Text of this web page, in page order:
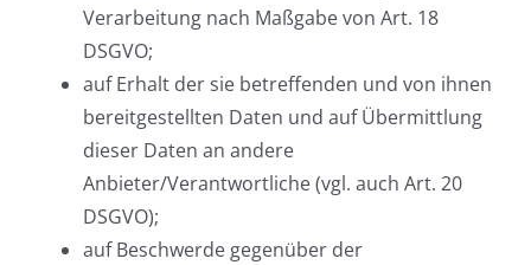
Verarbeitung nach Maßgabe von Art. 18
DSGVO;
auf Erhalt der sie betreffenden und von ihnen
bereitgestellten Daten und auf Übermittlung
dieser Daten an andere
Anbieter/Verantwortliche (vgl. auch Art. 20
DSGVO);
auf Beschwerde gegenüber der